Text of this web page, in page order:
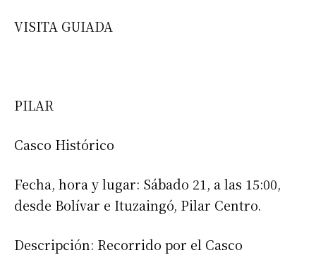
VISITA GUIADA
PILAR
Casco Histórico
Fecha, hora y lugar: Sábado 21, a las 15:00,
desde Bolívar e Ituzaingó, Pilar Centro.
Descripción: Recorrido por el Casco